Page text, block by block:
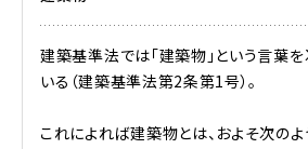
建築基準法では「建築物」という言葉
いる（建築基準法第2条第1号）。
これによれば建築物とは、およそ次のよ